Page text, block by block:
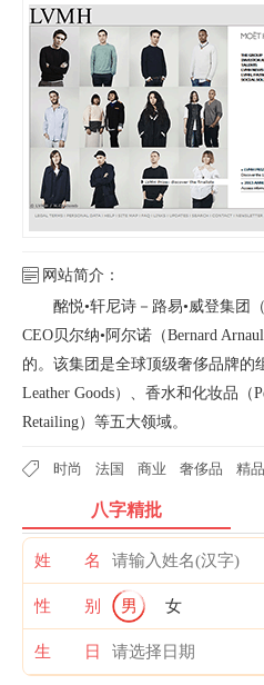
网站简介：
酩悦•轩尼诗－路易•威登集团
CEO贝尔纳•阿尔诺（Bernard
的。该集团是全球顶级奢侈品牌的
Leather Goods）、香水和化妆品（
Retailing）等五大领域。
时尚 法国 商业 奢侈品 精品
八字精批
姓 名
性 别 男 女
生 日